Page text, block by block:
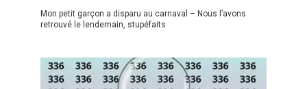
Mon petit garçon a disparu au carnaval – Nous l’avons
retrouvé le lendemain, stupéfaits